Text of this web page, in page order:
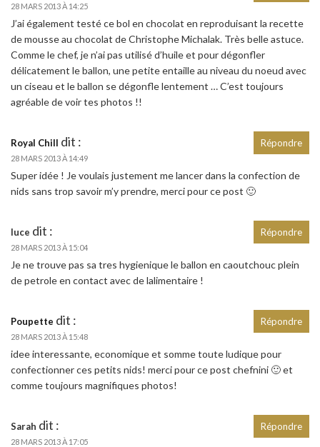
28 MARS 2013 À 14:25
J’ai également testé ce bol en chocolat en reproduisant la recette
de mousse au chocolat de Christophe Michalak. Très belle astuce.
Comme le chef, je n’ai pas utilisé d’huile et pour dégonfler
délicatement le ballon, une petite entaille au niveau du noeud avec
un ciseau et le ballon se dégonfle lentement … C’est toujours
agréable de voir tes photos !!
Royal Chill dit :
28 MARS 2013 À 14:49
Super idée ! Je voulais justement me lancer dans la confection de
nids sans trop savoir m’y prendre, merci pour ce post 🙂
Répondre
luce dit :
28 MARS 2013 À 15:04
Je ne trouve pas sa tres hygienique le ballon en caoutchouc plein
de petrole en contact avec de lalimentaire !
Répondre
Poupette dit :
28 MARS 2013 À 15:48
idee interessante, economique et somme toute ludique pour
confectionner ces petits nids! merci pour ce post chefnini 🙂 et
comme toujours magnifiques photos!
Répondre
Sarah dit :
28 MARS 2013 À 17:05
Répondre